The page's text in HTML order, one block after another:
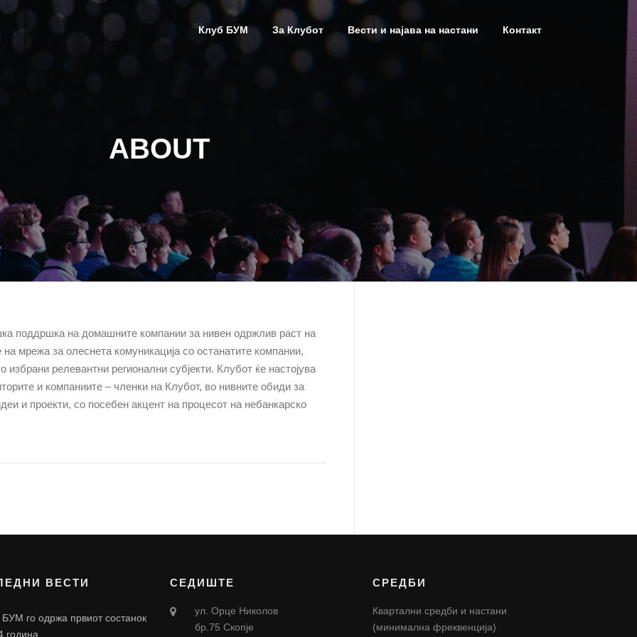
Клуб БУМ За Клубот Вести и најава на настани Контакт
ABOUT
поддршка на домашните компании за нивен одржлив раст на
мрежа за олеснета комуникација со останатите компании,
избрани релевантни регионални субјекти. Клубот ќе настојува
и компаниите – членки на Клубот, во нивните обиди за
и проекти, со посебен акцент на процесот на небанкарско
ВЕСТИ
БУМ го одржа првиот состанок
година
СЕДИШТЕ
ул. Орце Николов
бр.75 Скопје
СРЕДБИ
Квартални средби и настани
(минимална фреквенција)